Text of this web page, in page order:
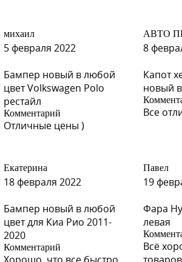
михаил
5 февраля 2022
Бампер новый в любой
цвет Volkswagen Polo
рестайл
Комментарий
Отличные цены )
АВТО
8
Капот
новый
Все
Екатерина
18 февраля 2022
Бампер новый в любой
цвет для Киа Рио 2011-
2020
Комментарий
Павел
19
Фара
левая
Всё